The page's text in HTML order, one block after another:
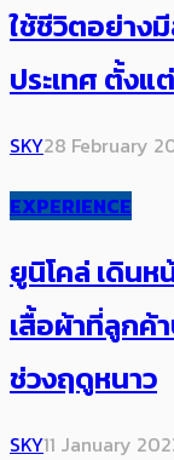
ใช้ชีวิตอย่าง
ประเทศ ตั้งแ
SKY28 February
EXPERIENCE
ยูนิโคล่ เดินห
เสื้อผ้าที่ลูกค้
ช่วงฤดูหนาว
SKY11 January